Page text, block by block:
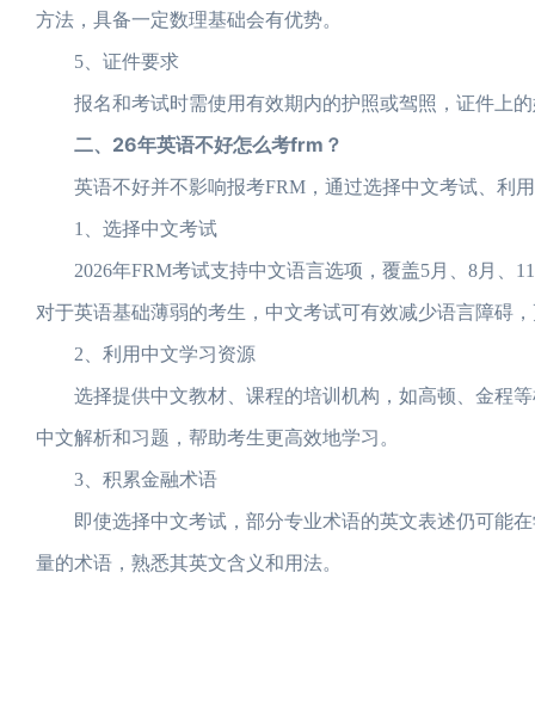
方法，具备一定数理基础会有优势。
5、证件要求
报名和考试时需使用有效期内的护照或驾照，证件上的
二、26年英语不好怎么考frm？
英语不好并不影响报考FRM，通过选择中文考试、利
1、选择中文考试
2026年FRM考试支持中文语言选项，覆盖5月、8月、
对于英语基础薄弱的考生，中文考试可有效减少语言障碍
2、利用中文学习资源
选择提供中文教材、课程的培训机构，如高顿、金程等
中文解析和习题，帮助考生更高效地学习。
3、积累金融术语
即使选择中文考试，部分专业术语的英文表述仍可能在
量的术语，熟悉其英文含义和用法。